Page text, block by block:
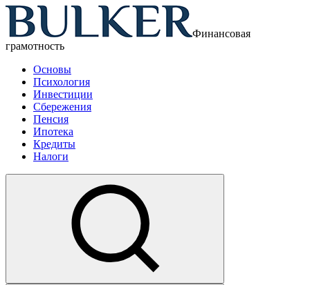
Финансовая
грамотность
Основы
Психология
Инвестиции
Сбережения
Пенсия
Ипотека
Кредиты
Налоги